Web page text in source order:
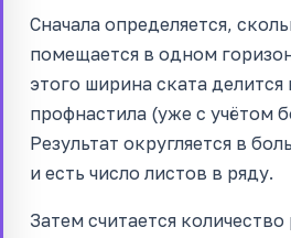
Сначала определяется,
помещается в одном
этого ширина ската
профнастила (уже с учётом
Результат округляется в
и есть число листов в ряду.
Затем считается